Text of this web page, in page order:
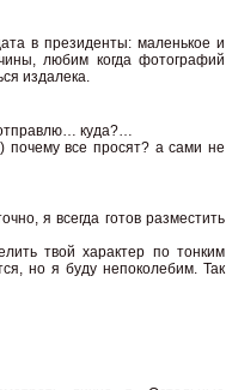
в президенты: маленькое и
любим когда фотографий
издалека.
куда?…
все просят? а сами не
я всегда готов разместить
твой характер по тонким
но я буду непоколебим. Так